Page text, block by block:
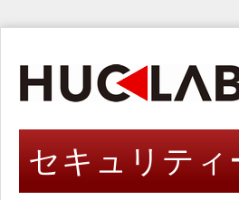
セキュリテ